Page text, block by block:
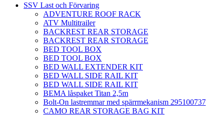
SSV Last och Förvaring
ADVENTURE ROOF RACK
ATV Multitrailer
BACKREST REAR STORAGE
BACKREST REAR STORAGE
BED TOOL BOX
BED TOOL BOX
BED WALL EXTENDER KIT
BED WALL SIDE RAIL KIT
BED WALL SIDE RAIL KIT
BEMA låspaket Titan 2,5m
Bolt-On lastremmar med spärrmekanism 295100737
CAMO REAR STORAGE BAG KIT